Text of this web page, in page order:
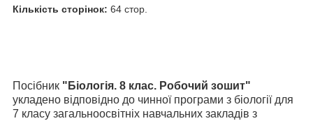
Кількість сторінок: 64 стор.
Посібник "Біологія. 8 клас. Робочий зошит"
укладено відповідно до чинної програми з біології для
7 класу загальноосвітніх навчальних закладів з